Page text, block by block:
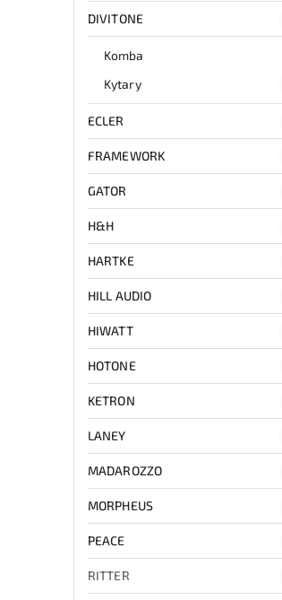
DIVITONE
Komba
Kytary
ECLER
FRAMEWORK
GATOR
H&H
HARTKE
HILL AUDIO
HIWATT
HOTONE
KETRON
LANEY
MADAROZZO
MORPHEUS
PEACE
RITTER